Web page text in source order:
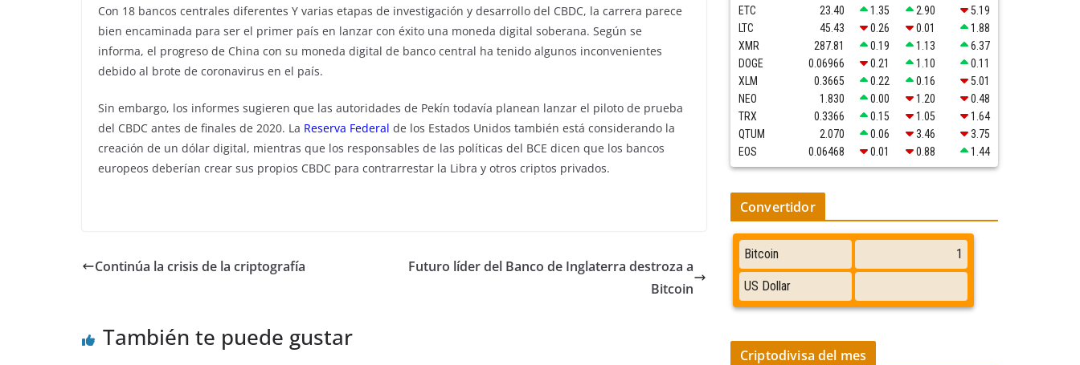
Con 18 bancos centrales diferentes Y varias etapas de investigación y desarrollo del CBDC, la carrera parece
bien encaminada para ser el primer país en lanzar con éxito una moneda digital soberana. Según se
informa, el progreso de China con su moneda digital de banco central ha tenido algunos inconvenientes
debido al brote de coronavirus en el país.
Sin embargo, los informes sugieren que las autoridades de Pekín todavía planean lanzar el piloto de prueba
del CBDC antes de finales de 2020. La Reserva Federal de los Estados Unidos también está considerando la
creación de un dólar digital, mientras que los responsables de las políticas del BCE dicen que los bancos
europeos deberían crear sus propios CBDC para contrarrestar la Libra y otros criptos privados.
Continúa la crisis de la criptografía
Futuro líder del Banco de Inglaterra destroza a
Bitcoin
También te puede gustar
ETC
23.40 1.35 2.90
5.19
LTC
45.43 0.26 0.01
1.88
XMR
287.81 0.19 1.13
6.37
DOGE
0.06966 0.21 1.10
0.11
XLM
0.3665 0.22 0.16
5.01
NEO
1.830 0.00 1.20
0.48
TRX
0.3366 0.15 1.05
1.64
QTUM
2.070 0.06 3.46
3.75
EOS
0.06468 0.01 0.88 1.44
Convertidor
Criptodivisa del mes